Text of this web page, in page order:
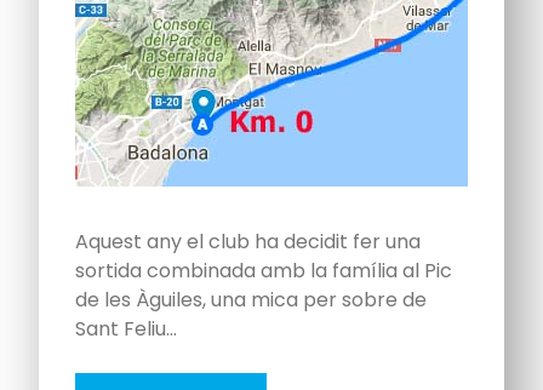
Aquest any el club ha decidit fer una
sortida combinada amb la família al Pic
de les Àguiles, una mica per sobre de
Sant Feliu…